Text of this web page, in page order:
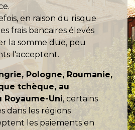
en raison du risque
frais bancaires élevés
la somme due, peu
l'acceptent.
Pologne, Roumanie,
tchèque, au
Royaume-Uni, certains
dans les régions
les paiements en